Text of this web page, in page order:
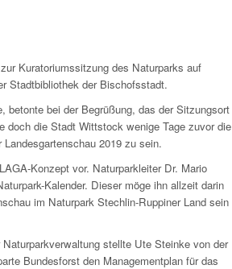
Kuratoriumssitzung des Naturparks auf
Stadtbibliothek der Bischofsstadt.
betonte bei der Begrüßung, das der Sitzungsort
doch die Stadt Wittstock wenige Tage zuvor die
2019 zu sein.
Konzept vor. Naturparkleiter Dr. Mario
Kalender. Dieser möge ihn allzeit darin
im Naturpark Stechlin-Ruppiner Land sein
stellte Ute Steinke von der
Bundesforst den Managementplan für das